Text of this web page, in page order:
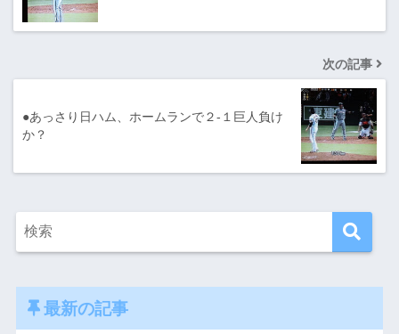
次の記事
●あっさり日ハム、ホームランで２-１巨人負け
か？
最新の記事